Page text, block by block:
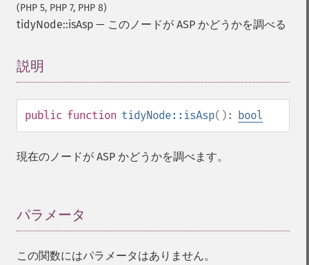
(PHP 5, PHP 7, PHP 8)
tidyNode::isAsp — このノードが ASP かどうかを調べる
説明
public function tidyNode::isAsp(): bool
現在のノードが ASP かどうかを調べます。
パラメータ
この関数にはパラメータはありません。